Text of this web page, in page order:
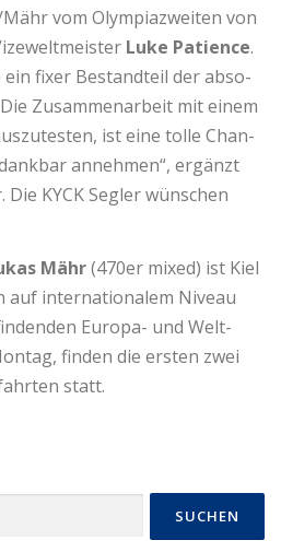
vom Olym­pia­zwei­ten von
Luke Pa­ti­ence.
ein fixer Be­stand­teil der ab­so­
Zu­sam­men­ar­beit mit einem
ist eine tolle Chan­
an­neh­men“, er­gänzt
KYCK Segler wünschen
Mähr(470er mixed) ist Kiel
auf in­ter­na­tio­na­lem Ni­veau
Eu­ro­pa- und Welt­
fin­den die ers­ten zwei
statt.